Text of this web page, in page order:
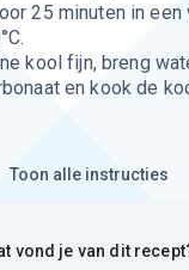
25 minuten in een
kool fijn, breng
en kook de
Toon alle instructies
vond je van dit